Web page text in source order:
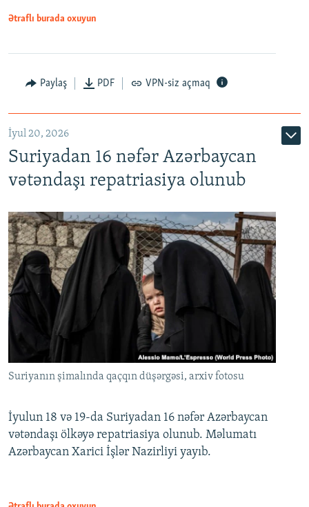
Auto
Ətraflı burada oxuyun
Paylaş PDF VPN-siz açmaq
İyul 20, 2026
Suriyadan 16 nəfər Azərbaycan
vətəndaşı repatriasiya olunub
Suriyanın şimalında qaçqın düşərgəsi, arxiv fotosu
İyulun 18 və 19-da Suriyadan 16 nəfər Azərbaycan
vətəndaşı ölkəyə repatriasiya olunub. Məlumatı
Azərbaycan Xarici İşlər Nazirliyi yayıb.